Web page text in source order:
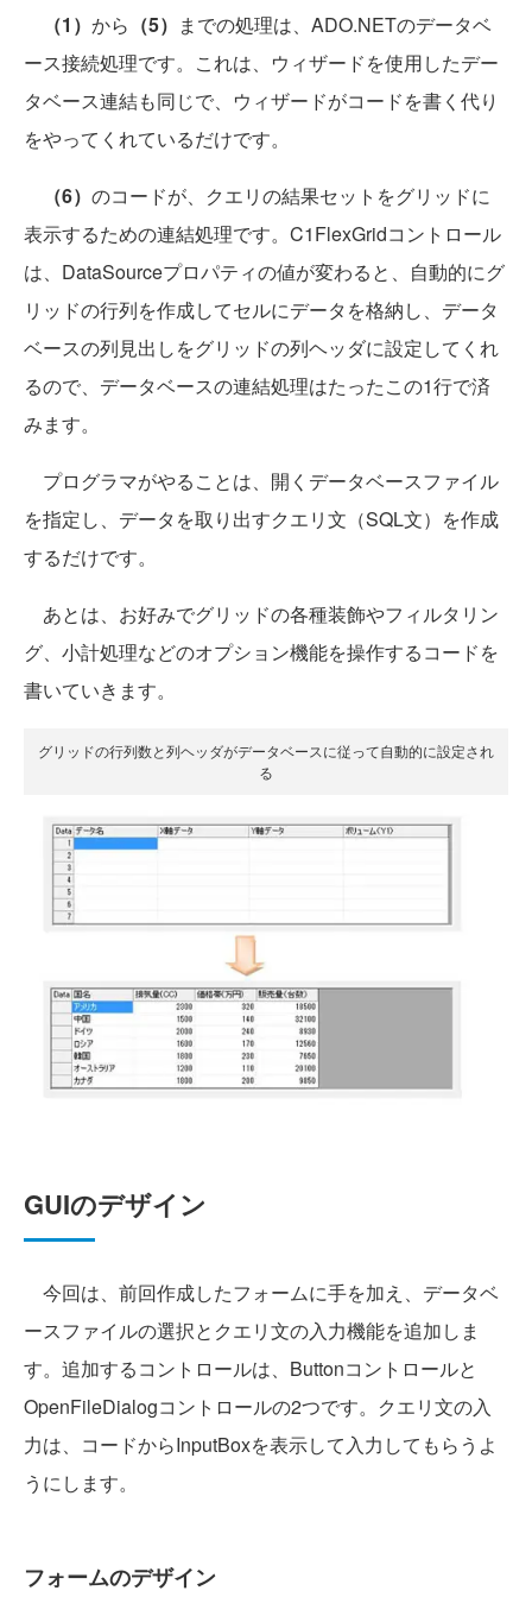
（1） から （5） までの処理は、ADO.NETのデータベ
ース接続処理です。これは、ウィザードを使用したデー
タベース連結も同じで、ウィザードがコードを書く代り
をやってくれているだけです。
（6） のコードが、クエリの結果セットをグリッドに
表示するための連結処理です。C1FlexGridコントロール
は、DataSourceプロパティの値が変わると、自動的にグ
リッドの行列を作成してセルにデータを格納し、データ
ベースの列見出しをグリッドの列ヘッダに設定してくれ
るので、データベースの連結処理はたったこの1行で済
みます。
プログラマがやることは、開くデータベースファイル
を指定し、データを取り出すクエリ文（SQL文）を作成
するだけです。
あとは、お好みでグリッドの各種装飾やフィルタリン
グ、小計処理などのオプション機能を操作するコードを
書いていきます。
グリッドの行列数と列ヘッダがデータベースに従って自動的に設定され
る
GUIのデザイン
今回は、前回作成したフォームに手を加え、データベ
ースファイルの選択とクエリ文の入力機能を追加しま
す。追加するコントロールは、Buttonコントロールと
OpenFileDialogコントロールの2つです。クエリ文の入
力は、コードからInputBoxを表示して入力してもらうよ
うにします。
フォームのデザイン